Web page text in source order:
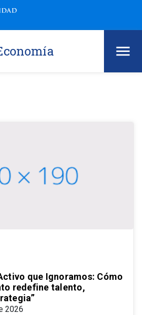
que Ignoramos: Cómo
redefine talento,
2026